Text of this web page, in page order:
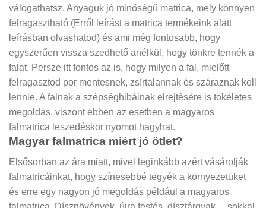
válogathatsz. Anyaguk jó minőségű matrica, mely könnyen
felragasztható (Erről leírást a matrica termékeink alatt
leírásban olvashatod) és ami még fontosabb, hogy
egyszerűen vissza szedhető anélkül, hogy tönkre tennék a
falat. Persze itt fontos az is, hogy milyen a fal, mielőtt
felragasztod por mentesnek, zsírtalannak és száraznak kell
lennie. A falnak a szépséghibáinak elrejtésére is tökéletes
megoldás, viszont ebben az esetben a magyaros
falmatrica leszedéskor nyomot hagyhat.
Magyar falmatrica miért jó ötlet?
Elsősorban az ára miatt, mivel leginkább azért vásárolják
falmatricáinkat, hogy színesebbé tegyék a környezetüket
és erre egy nagyon jó megoldás például a magyaros